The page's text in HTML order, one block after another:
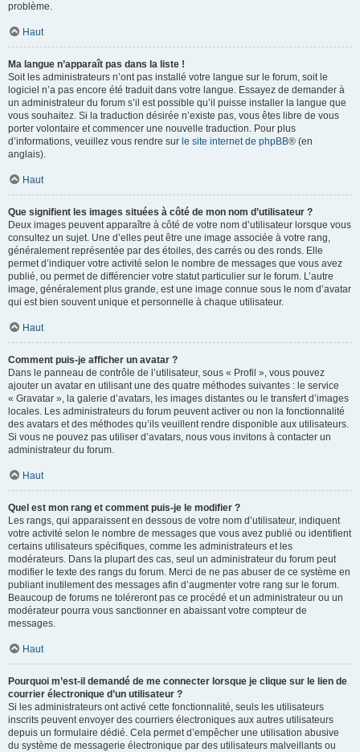
problème.
Haut
Ma langue n’apparaît pas dans la liste !
Soit les administrateurs n’ont pas installé votre langue sur le forum, soit le
logiciel n’a pas encore été traduit dans votre langue. Essayez de demander à
un administrateur du forum s’il est possible qu’il puisse installer la langue que
vous souhaitez. Si la traduction désirée n’existe pas, vous êtes libre de vous
porter volontaire et commencer une nouvelle traduction. Pour plus
d’informations, veuillez vous rendre sur le site internet de phpBB® (en
anglais).
Haut
Que signifient les images situées à côté de mon nom d’utilisateur ?
Deux images peuvent apparaître à côté de votre nom d’utilisateur lorsque vous
consultez un sujet. Une d’elles peut être une image associée à votre rang,
généralement représentée par des étoiles, des carrés ou des ronds. Elle
permet d’indiquer votre activité selon le nombre de messages que vous avez
publié, ou permet de différencier votre statut particulier sur le forum. L’autre
image, généralement plus grande, est une image connue sous le nom d’avatar
qui est bien souvent unique et personnelle à chaque utilisateur.
Haut
Comment puis-je afficher un avatar ?
Dans le panneau de contrôle de l’utilisateur, sous « Profil », vous pouvez
ajouter un avatar en utilisant une des quatre méthodes suivantes : le service
« Gravatar », la galerie d’avatars, les images distantes ou le transfert d’images
locales. Les administrateurs du forum peuvent activer ou non la fonctionnalité
des avatars et des méthodes qu’ils veuillent rendre disponible aux utilisateurs.
Si vous ne pouvez pas utiliser d’avatars, nous vous invitons à contacter un
administrateur du forum.
Haut
Quel est mon rang et comment puis-je le modifier ?
Les rangs, qui apparaissent en dessous de votre nom d’utilisateur, indiquent
votre activité selon le nombre de messages que vous avez publié ou identifient
certains utilisateurs spécifiques, comme les administrateurs et les
modérateurs. Dans la plupart des cas, seul un administrateur du forum peut
modifier le texte des rangs du forum. Merci de ne pas abuser de ce système en
publiant inutilement des messages afin d’augmenter votre rang sur le forum.
Beaucoup de forums ne toléreront pas ce procédé et un administrateur ou un
modérateur pourra vous sanctionner en abaissant votre compteur de
messages.
Haut
Pourquoi m’est-il demandé de me connecter lorsque je clique sur le lien de
courrier électronique d’un utilisateur ?
Si les administrateurs ont activé cette fonctionnalité, seuls les utilisateurs
inscrits peuvent envoyer des courriers électroniques aux autres utilisateurs
depuis un formulaire dédié. Cela permet d’empêcher une utilisation abusive
du système de messagerie électronique par des utilisateurs malveillants ou